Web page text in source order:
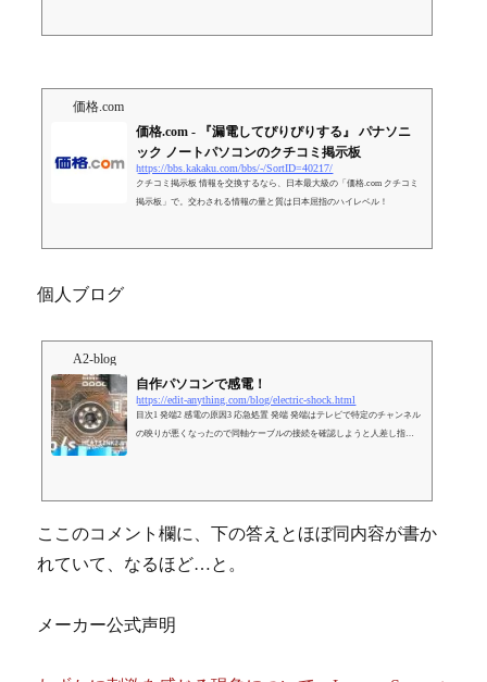
価格.com
価格.com - 『漏電してぴりぴりする』 パナソニ
ック ノートパソコンのクチコミ掲示板
https://bbs.kakaku.com/bbs/-/SortID=40217/
クチコミ掲示板 情報を交換するなら、日本最大級の「価格.com クチコミ
掲示板」で。交わされる情報の量と質は日本屈指のハイレベル！
個人ブログ
A2-blog
自作パソコンで感電！
https://edit-anything.com/blog/electric-shock.html
目次1 発端2 感電の原因3 応急処置 発端 発端はテレビで特定のチャンネル
の映りが悪くなったので同軸ケーブルの接続を確認しようと人差し指で
ここのコメント欄に、下の答えとほぼ同内容が書か
れていて、なるほど…と。
メーカー公式声明